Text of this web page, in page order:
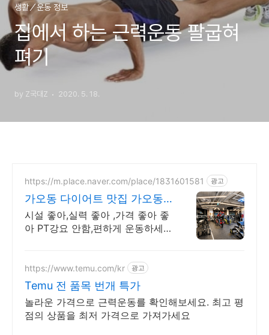
생활／운동 정보
집에서 하는 근력운동 팔굽혀
펴기
by Z국대Z 2020. 5. 18.
https://m.place.naver.com/place/1831601581 광고
가오동 다이어트 맛집 가오동
PT 맛집 할인중
시설 좋아,실력 좋아 ,가격 좋아 좋
아 PT강요 안함,편하게 운동하세
https://www.temu.com/kr 광고
Temu 전 품목 번개 특가
놀라운 가격으로 근력운동를 확인해보세요. 최고 평
점의 상품을 최저 가격으로 가져가세요